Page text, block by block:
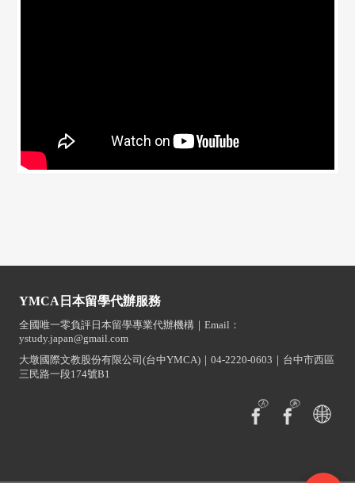
YMCA日本留學代辦服務
全國唯一零負評日本留學專業代辦機構｜Email：
ystudy.japan@gmail.com
大墩國際文教股份有限公司(台中YMCA)｜04-2220-0603｜台中市西區
三民路一段174號B1